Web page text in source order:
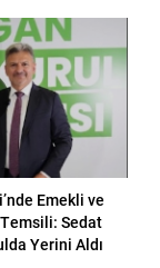
Emekli ve
Sedat
Yerini Aldı